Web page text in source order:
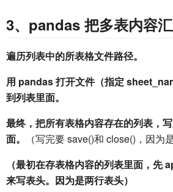
3、pandas 把多表内容
遍历列表中的所表格文件路径。
用 pandas 打开文件（指定
到列表里面。
最终，把所有表格内容存在的列表，
面。
（写完要 save()和 close()，因为
（最初在存表格内容的列表里面，先
来写表头。因为是两行表头）